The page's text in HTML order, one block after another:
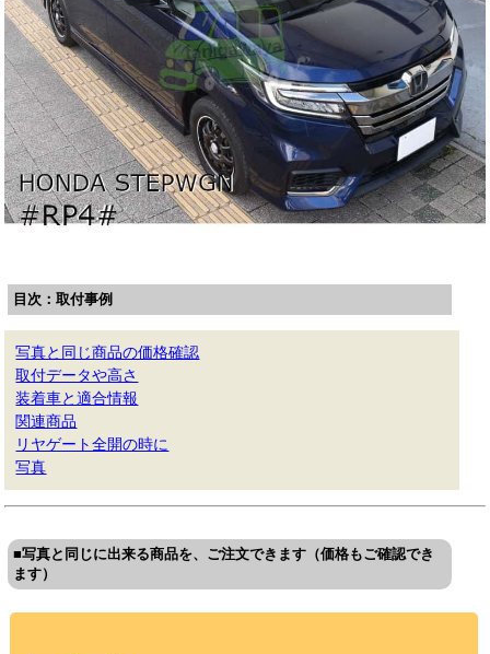
目次：取付事例
写真と同じ商品の価格確認
取付データや高さ
装着車と適合情報
関連商品
リヤゲート全開の時に
写真
■写真と同じに出来る商品を、ご注文できます（価格もご確認でき
ます）